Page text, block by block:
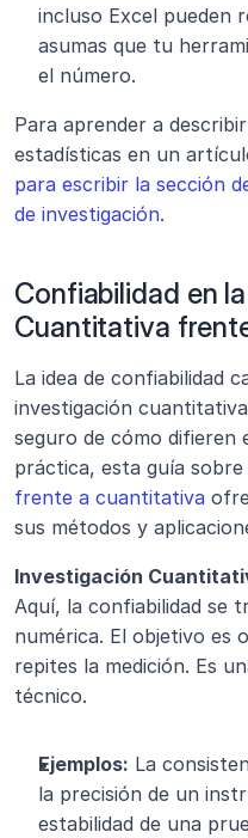
incluso Excel pueden
asumas que tu
el número.
Para aprender a
estadísticas en un
para escribir la sección
de investigación.
Confiabilidad en
Cuantitativa
La idea de confiabilidad
investigación
seguro de cómo difieren
práctica, esta guía sobre
frente a cuantitativa
sus métodos y
Aquí, la confiabilidad se
numérica. El objetivo es
repites la medición. Es
técnico.
Ejemplos: La
la precisión de un
estabilidad de una